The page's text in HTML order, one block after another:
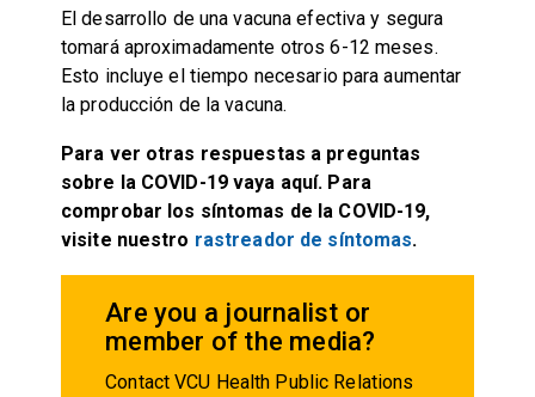
El desarrollo de una vacuna efectiva y segura
tomará aproximadamente otros 6-12 meses.
Esto incluye el tiempo necesario para aumentar
la producción de la vacuna.
Para ver otras respuestas a preguntas
sobre la COVID-19 vaya aquí. Para
comprobar los síntomas de la COVID-19,
visite nuestro rastreador de síntomas.
Are you a journalist or
member of the media?
Contact VCU Health Public Relations